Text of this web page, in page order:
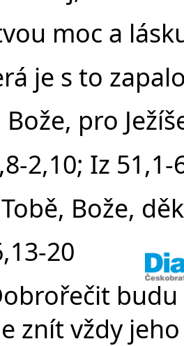
moc a
je s to
Bože, pro
2,10; Iz 51,1-
Bože,
20
znít vždy